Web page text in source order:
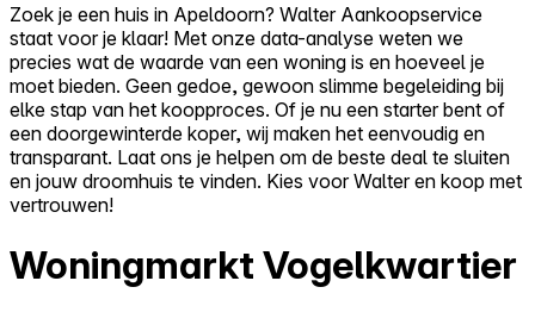
Zoek je een huis in Apeldoorn? Walter Aankoopservice
staat voor je klaar! Met onze data-analyse weten we
precies wat de waarde van een woning is en hoeveel je
moet bieden. Geen gedoe, gewoon slimme begeleiding bij
elke stap van het koopproces. Of je nu een starter bent of
een doorgewinterde koper, wij maken het eenvoudig en
transparant. Laat ons je helpen om de beste deal te sluiten
en jouw droomhuis te vinden. Kies voor Walter en koop met
vertrouwen!
Woningmarkt Vogelkwartier